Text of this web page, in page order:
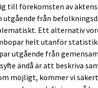
till förekomsten av
utgående från
Ett alternativ
helt utanför
utgående från
ändå är att beskriva
möjligt, kommer vi